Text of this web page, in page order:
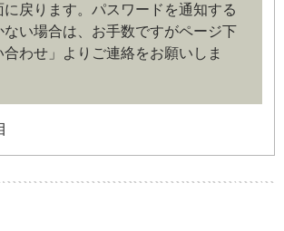
ー名とパスワードの管理）
びパスワードの利用、管理は会員の自己責
のとします。会員は、ユーザー名および
者への漏洩、利用許諾、貸与、譲渡、名
損害の責任は、会員が負うものとし、当
に戻ります。パスワードを通知する
ない場合は、お手数ですがページ下
わせ」よりご連絡をお願いしま